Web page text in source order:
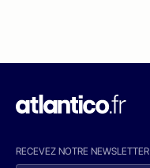
RECEVEZ NOTRE NEWSLETTER